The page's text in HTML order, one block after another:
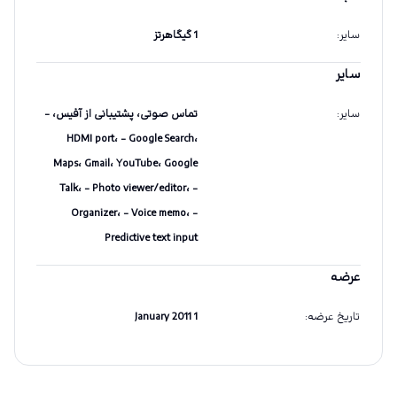
سایر: 1 گیگاهرتز
سایر
سایر:
تماس صوتی، پشتیبانی از آفیس، -
HDMI port، - Google Search،
Maps، Gmail، YouTube، Google
Talk، - Photo viewer/editor، -
Organizer، - Voice memo، -
Predictive text input
عرضه
تاریخ عرضه:
1 January 2011